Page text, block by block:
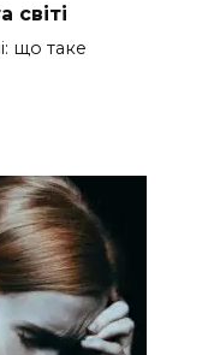
світі
що таке